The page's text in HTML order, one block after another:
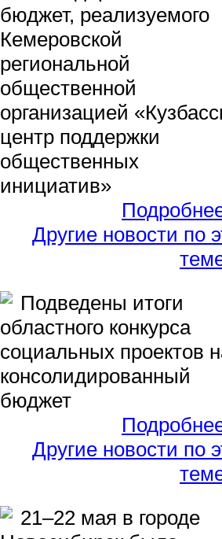
бюджет, реализуемого
Кемеровской
региональной
общественной
организацией
центр поддержки
общественных
инициатив»
Другие новости по
Подведены итоги
областного конкурса
социальных проектов
консолидированный
бюджет
Другие новости по
21–22 мая в городе